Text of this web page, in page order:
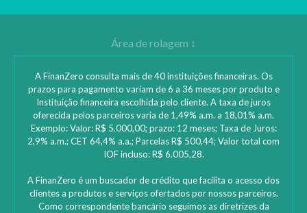
A FinanZero consulta mais de 40 instituições financeiras. Os
prazos para pagamento variam de 6 a 36 meses por produto e
Instituição financeira escolhida pelo cliente. A taxa de juros
oferecida pelos parceiros varia de 1,49% a.m. a 18,01% a.m.
Exemplo: Valor: R$ 5.000,00; prazo: 12 meses; Taxa de Juros:
2,9% a.m.; CET 64,4% a.a.; Parcelas R$ 500,44; Valor total com
IOF incluso: R$ 6.005,28.
A FinanZero é um buscador de crédito que facilita o acesso dos
clientes a produtos e serviços ofertados por nossos parceiros.
Como correspondente bancário seguimos as diretrizes da